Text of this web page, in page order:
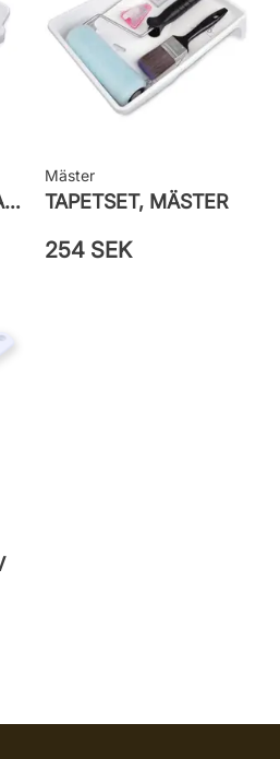
artikelnummer: 535-
TAPETVERKTYG, PLAST GO PAINT
Mäster
TAPETSET, MÄSTER
254 SEK